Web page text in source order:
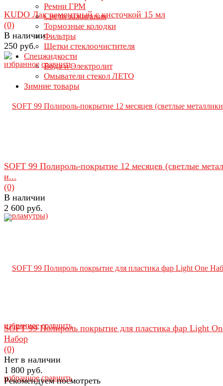
Ремни ГРМ
Свечи зажигания
Тормозные колодки
Фильтры
Щетки стеклоочистителя
Спецжидкости
Вода и Электролит
Омыватели стекол ЛЕТО
Зимние товары
избранное сравнить
KUDO Лак ремонтный с кисточкой 15 мл
(0)
В наличии
250 руб.
избранное сравнить
SOFT 99 Полироль-покрытие 12 месяцев (светлые
и...
(0)
В наличии
2 600 руб.
избранное сравнить
SOFT 99 Полироль покрытие для пластика фар Light
Набор
(0)
Нет в наличии
1 800 руб.
Рекомендуем посмотреть